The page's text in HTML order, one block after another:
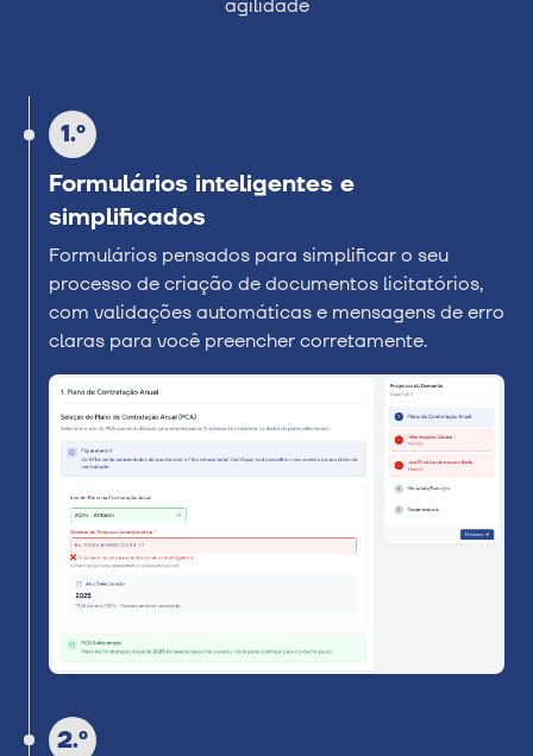
agilidade
1.º
Formulários inteligentes e
simplificados
Formulários pensados para simplificar o seu
processo de criação de documentos licitatórios,
com validações automáticas e mensagens de erro
claras para você preencher corretamente.
2.º